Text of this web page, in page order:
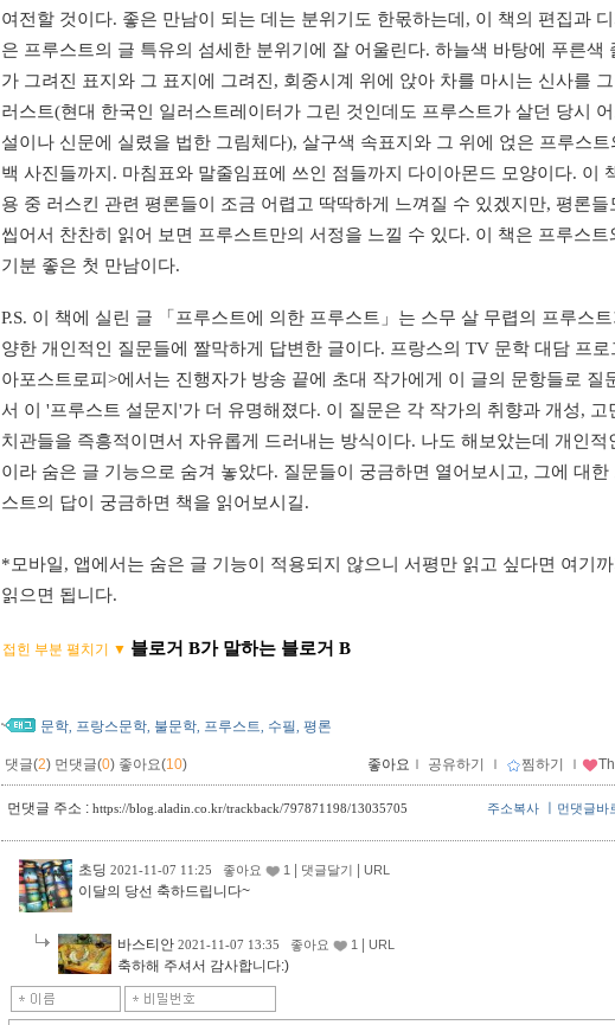
여전할 것이다. 좋은 만남이 되는 데는 분위기도 한몫하는데, 이 책의 편집과
은 프루스트의 글 특유의 섬세한 분위기에 잘 어울린다. 하늘색 바탕에 푸른색
가 그려진 표지와 그 표지에 그려진, 회중시계 위에 앉아 차를 마시는 신사를
러스트(현대 한국인 일러스트레이터가 그린 것인데도 프루스트가 살던 당시
설이나 신문에 실렸을 법한 그림체다), 살구색 속표지와 그 위에 얹은 프루스트
백 사진들까지. 마침표와 말줄임표에 쓰인 점들까지 다이아몬드 모양이다. 이
용 중 러스킨 관련 평론들이 조금 어렵고 딱딱하게 느껴질 수 있겠지만, 평론들
씹어서 찬찬히 읽어 보면 프루스트만의 서정을 느낄 수 있다. 이 책은 프루스트
기분 좋은 첫 만남이다.
P.S. 이 책에 실린 글 「프루스트에 의한 프루스트」는 스무 살 무렵의 프루스
양한 개인적인 질문들에 짤막하게 답변한 글이다. 프랑스의 TV 문학 대담 프로
아포스트로피>에서는 진행자가 방송 끝에 초대 작가에게 이 글의 문항들로 질
서 이 '프루스트 설문지'가 더 유명해졌다. 이 질문은 각 작가의 취향과 개성, 고
치관들을 즉흥적이면서 자유롭게 드러내는 방식이다. 나도 해보았는데 개인적
이라 숨은 글 기능으로 숨겨 놓았다. 질문들이 궁금하면 열어보시고, 그에 대한
스트의 답이 궁금하면 책을 읽어보시길.
*모바일, 앱에서는 숨은 글 기능이 적용되지 않으니 서평만 읽고 싶다면 여기
읽으면 됩니다.
접힌 부분 펼치기 ▼ 블로거 B가 말하는 블로거 B
문학, 프랑스문학, 불문학, 프루스트, 수필, 평론
댓글(2) 먼댓글(0) 좋아요(10) 좋아요 ｌ 공유하기 ｌ 찜하기 ｌ
먼댓글 주소 : https://blog.aladin.co.kr/trackback/797871198/13035705 먼댓글바
주소복사
초딩 2021-11-07 11:25 좋아요 1 댓글달기 URL
이달의 당선 축하드립니다~
바스티안 2021-11-07 13:35 좋아요 1 URL
축하해 주셔서 감사합니다:)